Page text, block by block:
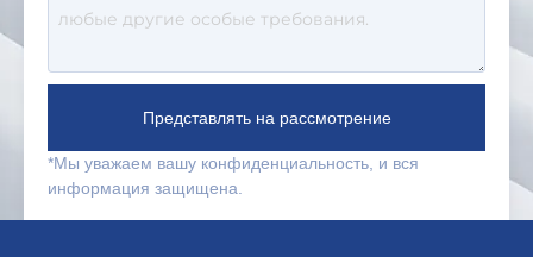
Представлять на рассмотрение
*Мы уважаем вашу конфиденциальность, и вся
информация защищена.